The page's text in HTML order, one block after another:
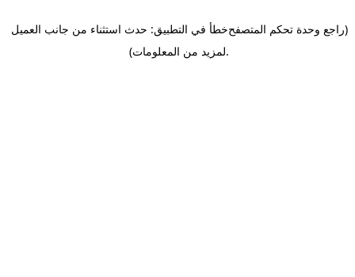
خطأ في التطبيق: حدث استثناء من جانب العميل(راجع وحدة تحكم المتصفح
لمزيد من المعلومات).